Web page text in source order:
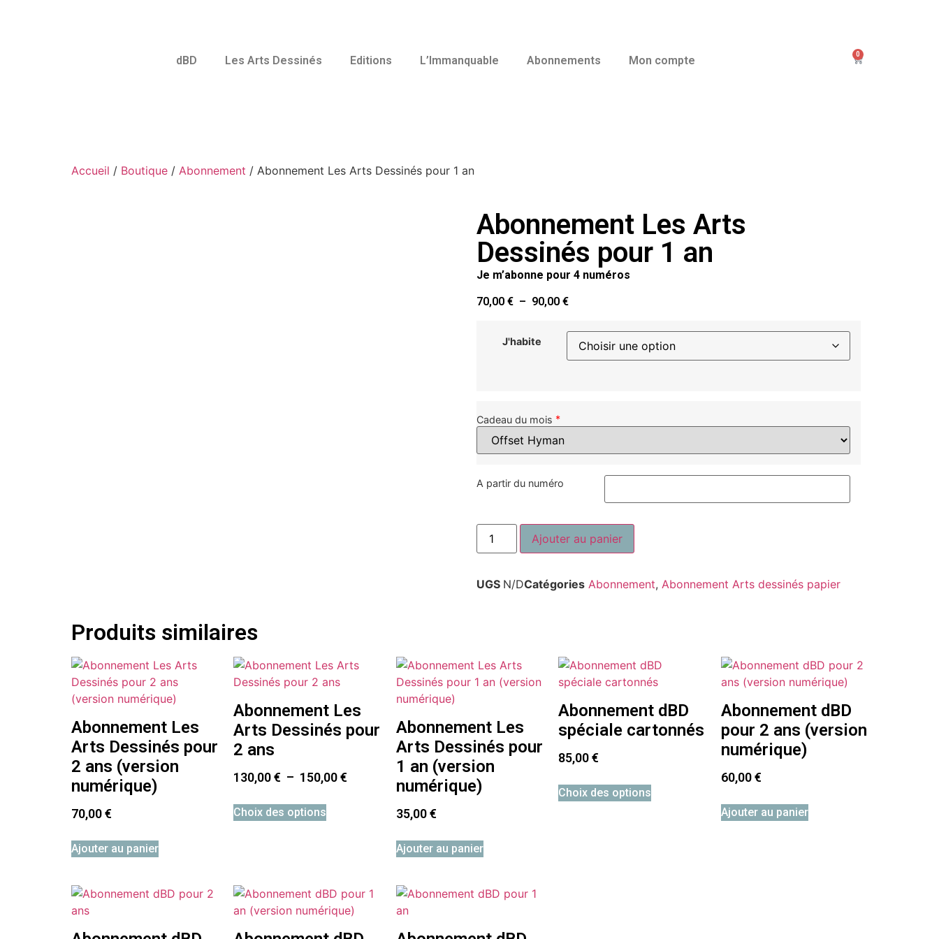
dBD Les Arts Dessinés Editions L’Immanquable Abonnements Mon compte 0
Accueil / Boutique / Abonnement / Abonnement Les Arts Dessinés pour 1 an
Abonnement Les Arts
Dessinés pour 1 an
Je m’abonne pour 4 numéros
70,00 € – 90,00 €
J'habite
Cadeau du mois *
A partir du numéro
Ajouter au panier
UGS N/DCatégories Abonnement, Abonnement Arts dessinés papier
Produits similaires
Abonnement Les
Arts Dessinés pour
2 ans (version
numérique)
70,00€
Ajouter au panier
Abonnement Les
Arts Dessinés pour
2 ans
130,00€ – 150,00€
Choix des options
Abonnement Les
Arts Dessinés pour
1 an (version
numérique)
35,00€
Ajouter au panier
Abonnement dBD
spéciale cartonnés
85,00€
Choix des options
Abonnement dBD
pour 2 ans (version
numérique)
60,00€
Ajouter au panier